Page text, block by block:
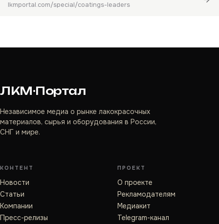
lkmportal.com/special/coatings-leaders
ЛКМ·Портал
Независимое медиа о рынке лакокрасочных
материалов, сырья и оборудования в России,
СНГ и мире.
КОНТЕНТ
Новости
Статьи
Компании
Пресс-релизы
ПРОЕКТ
О проекте
Рекламодателям
Медиакит
Telegram-канал